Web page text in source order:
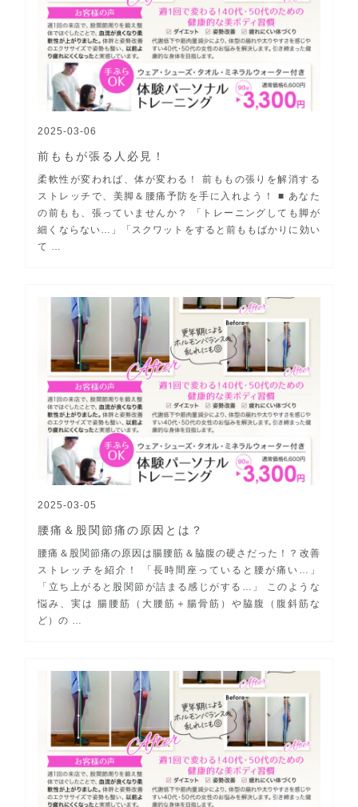
2025-03-06
前ももが張る人必見！
柔軟性が変われば、体が変わる！ 前ももの張りを解消する
ストレッチで、美脚＆腰痛予防を手に入れよう！ ■ あなた
の前もも、張っていませんか？ 「トレーニングしても脚が
細くならない…」「スクワットをすると前ももばかりに効い
て …
2025-03-05
腰痛＆股関節痛の原因とは？
腰痛＆股関節痛の原因は腸腰筋＆脇腹の硬さだった！？改善
ストレッチを紹介！ 「長時間座っていると腰が痛い…」
「立ち上がると股関節が詰まる感じがする…」 このような
悩み、実は 腸腰筋（大腰筋＋腸骨筋）や脇腹（腹斜筋な
ど）の …